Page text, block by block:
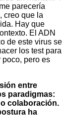
parecería
creo que la
Hay que
El ADN
de este virus se
los test para
pero es
entre
paradigmas:
colaboración.
ha